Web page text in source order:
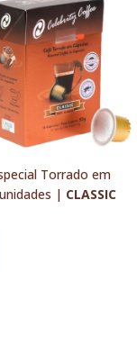
Torrado em
| CLASSIC